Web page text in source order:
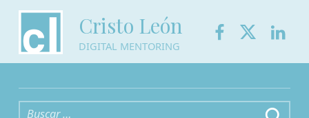
Cristo León
DIGITAL MENTORING
Buscar: